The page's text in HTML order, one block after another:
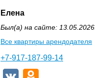
Елена
Был(а) на сайте: 13.05.2026.
Все квартиры арендодателя
+7-917-187-99-14